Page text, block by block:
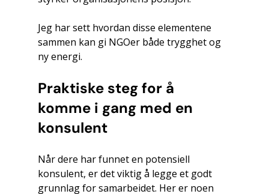
Jeg har sett hvordan disse elementene
sammen kan gi NGOer både trygghet og
ny energi.
Praktiske steg for å
komme i gang med en
konsulent
Når dere har funnet en potensiell
konsulent, er det viktig å legge et godt
grunnlag for samarbeidet. Her er noen